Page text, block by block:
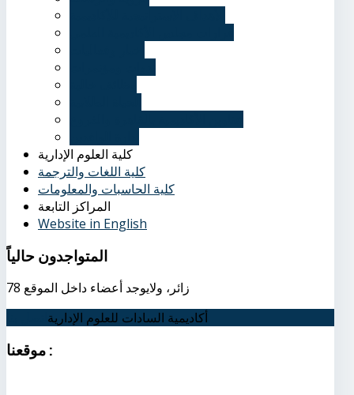
كلية العلوم الإدارية
كلية اللغات والترجمة
كلية الحاسبات والمعلومات
المراكز التابعة
Website in English
المتواجدون حالياً
78 زائر، ولايوجد أعضاء داخل الموقع
أكاديمية السادات للعلوم الإدارية
: